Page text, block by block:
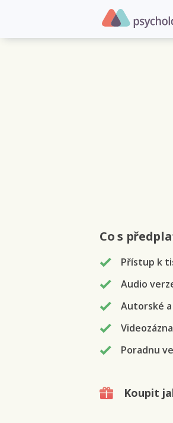
Co s
Přístup k
Audio
Autorské
Poradnu
Koupit